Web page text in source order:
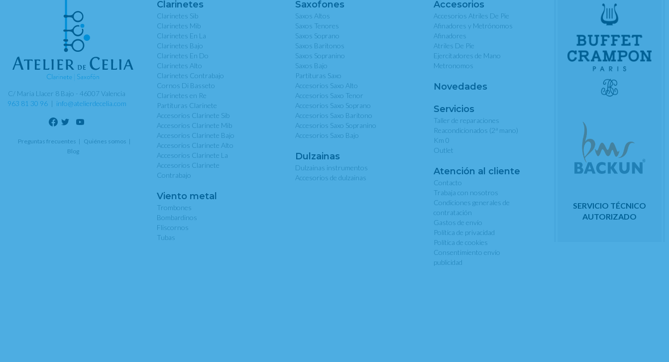
C/ Maria Llacer 8 Bajo - 46007 Valencia
963 81 30 96| info@atelierdecelia.com
Preguntas frecuentes
Quiénes somos
Blog
Clarinetes
Clarinetes Sib
Clarinetes Mib
Clarinetes En La
Clarinetes Bajo
Clarinetes En Do
Clarinetes Alto
Clarinetes Contrabajo
Cornos Di Basseto
Clarinetes en Re
Partituras Clarinete
Accesorios Clarinete Sib
Accesorios Clarinete Mib
Accesorios Clarinete Bajo
Accesorios Clarinete Alto
Accesorios Clarinete La
Accesorios Clarinete
Contrabajo
Viento metal
Trombones
Bombardinos
Fliscornos
Tubas
Saxofones
Saxos Altos
Saxos Tenores
Saxos Soprano
Saxos Baritonos
Saxos Sopranino
Saxos Bajo
Partituras Saxo
Accesorios Saxo Alto
Accesorios Saxo Tenor
Accesorios Saxo Soprano
Accesorios Saxo Baritono
Accesorios Saxo Sopranino
Accesorios Saxo Bajo
Dulzainas
Dulzainas instrumentos
Accesorios de dulzainas
Accesorios
Accesorios Atriles De Pie
Afinadores y Metrónomos
Afinadores
Atriles De Pie
Ejercitadores de Mano
Metronomos
Novedades
Servicios
Taller de reparaciones
Reacondicionados (2a mano)
Km 0
Outlet
Atención al cliente
Contacto
Trabaja con nosotros
Condiciones generales de
contratación
Gastos de envío
Política de privacidad
Política de cookies
Consentimiento envío
publicidad
SERVICIO TÉCNICO
AUTORIZADO